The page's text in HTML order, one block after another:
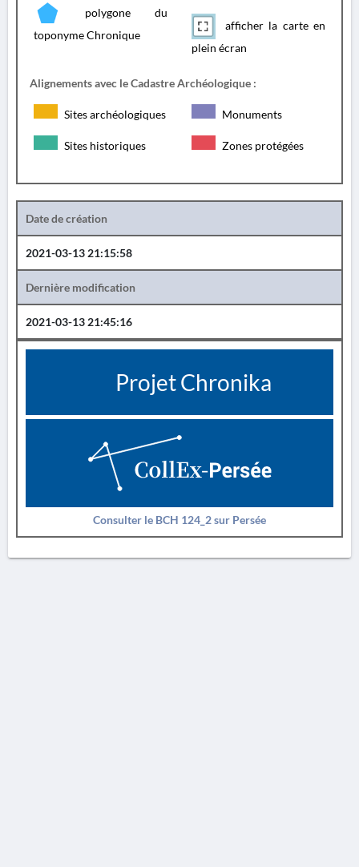
polygone du
toponyme Chronique
afficher la carte en
plein écran
Alignements avec le Cadastre Archéologique :
Sites archéologiques Monuments
Sites historiques Zones protégées
Date de création
2021-03-13 21:15:58
Dernière modification
2021-03-13 21:45:16
Projet Chronika
Consulter le BCH 124_2 sur Persée